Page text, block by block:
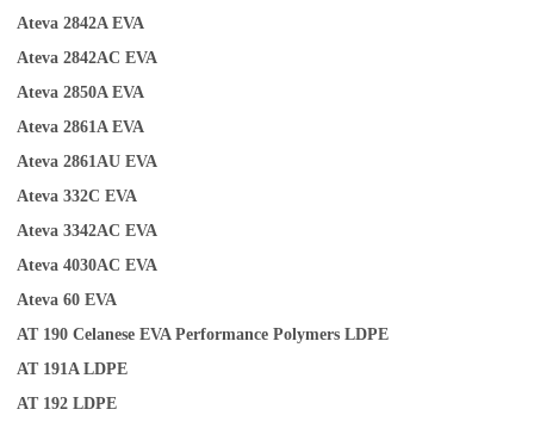
Ateva 2842A EVA
Ateva 2842AC EVA
Ateva 2850A EVA
Ateva 2861A EVA
Ateva 2861AU EVA
Ateva 332C EVA
Ateva 3342AC EVA
Ateva 4030AC EVA
Ateva 60 EVA
AT 190 Celanese EVA Performance PolymersLDPE
AT 191A LDPE
AT 192 LDPE